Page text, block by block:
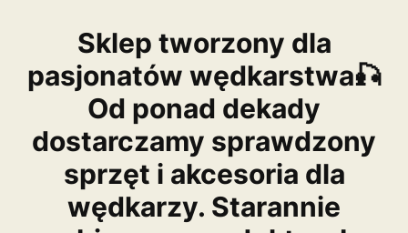
Sklep tworzony dla
pasjonatów wędkarstwa🎣
Od ponad dekady
dostarczamy sprawdzony
sprzęt i akcesoria dla
wędkarzy. Starannie